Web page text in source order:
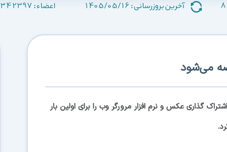
آخرین بروزرسانی : 1405/05/16 اعضاء : 342397
می‌شود
گذاری عکس و نرم افزار مرورگر وب را برای اولین بار